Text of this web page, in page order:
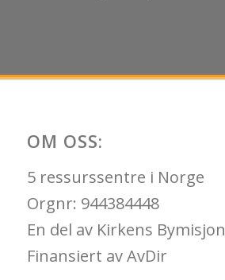
OM OSS:
5 ressurssentre i Norge
Orgnr: 944384448
En del av Kirkens Bymisjon
Finansiert av AvDir